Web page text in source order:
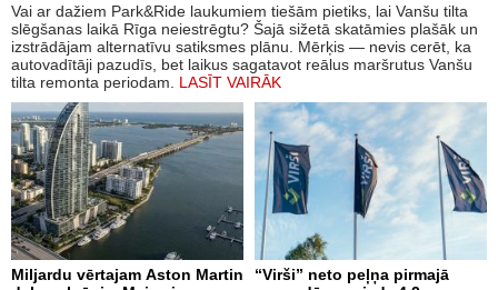
Vai ar dažiem Park&Ride laukumiem tiešām pietiks, lai Vanšu tilta
slēgšanas laikā Rīga neiestrēgtu? Šajā sižetā skatāmies plašāk un
izstrādājam alternatīvu satiksmes plānu. Mērķis — nevis cerēt, ka
autovadītāji pazudīs, bet laikus sagatavot reālus maršrutus Vanšu
tilta remonta periodam. LASĪT VAIRĀK
Miljardu vērtajam Aston Martin
“Virši” neto peļņa pirmajā